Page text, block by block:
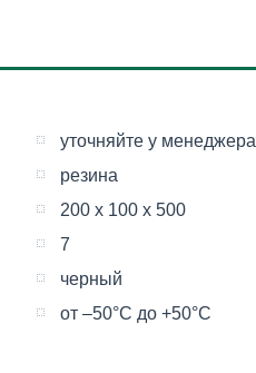
уточняйте у менеджера
резина
200 х 100 х 500
7
черный
от –50°С до +50°С